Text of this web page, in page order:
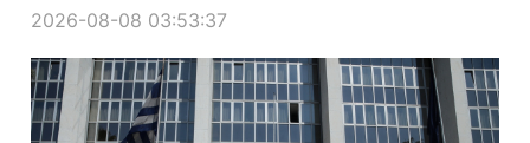
2026-08-08 03:53:37